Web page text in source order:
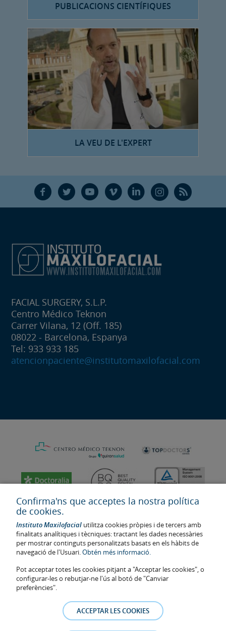
PUBLICACIONS CIENTÍFIQUES
LA VEU DE L'EXPERT
F T Y V L Ñ R
FACIAL SURGERY, S.L.P.
Centro Médico Teknon
Carrer Vilana, 12 (Off. 185)
08022 - Barcelona, Espanya
Tel: 933 933 185
atencionpaciente@institutomaxilofacial.com
Última actualització: 2023
Num. d'autorització de centre sanitari: E08646940
La informació present a la web no reemplaça sinó complementa la
relació metge-pacient. En cas de dubte, consulti amb el metge de
referència. Les fotos i els testimonis dels pacients identificables que
Confirma'ns que acceptes la nostra política
de cookies.
Instituto Maxilofacial utilitza cookies pròpies i de tercers amb
finalitats analítiques i tècniques: tractant les dades necessàries
per mostrar continguts personalitzats basats en els hàbits de
navegació de l'Usuari.Obtén més informació.
Pot acceptar totes les cookies pitjant a "Acceptar les cookies", o
configurar-les o rebutjar-ne l'ús al botó de "Canviar
preferències".
ACCEPTAR LES COOKIES